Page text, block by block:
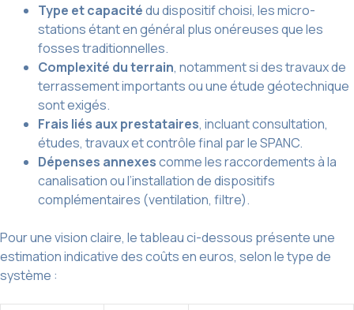
Type et capacitédu dispositif choisi, les micro-
stations étant en général plus onéreuses que les
fosses traditionnelles.
Complexité du terrain, notamment si des travaux de
terrassement importants ou une étude géotechnique
sont exigés.
Frais liés aux prestataires, incluant consultation,
études, travaux et contrôle final par le SPANC.
Dépenses annexescomme les raccordements à la
canalisation ou l’installation de dispositifs
complémentaires (ventilation, filtre).
Pour une vision claire, le tableau ci-dessous présente une
estimation indicative des coûts en euros, selon le type de
système :